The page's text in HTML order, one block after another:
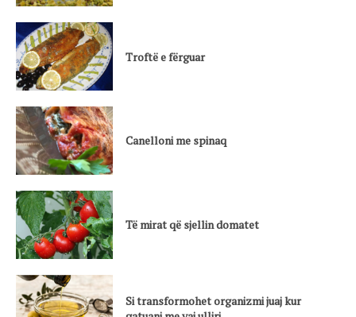
Troftë e fërguar
Canelloni me spinaq
Të mirat që sjellin domatet
Si transformohet organizmi juaj kur